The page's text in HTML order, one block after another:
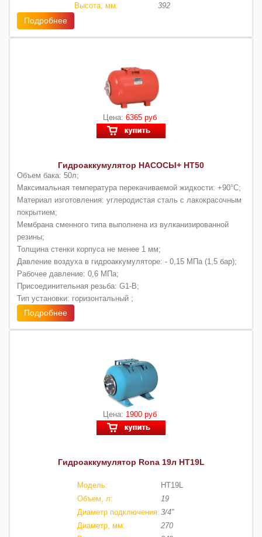
Высота, мм:
392
Подробнее
Цена: 6365 руб
Гидроаккумулятор НАСОСЫ+ HT50
Объем бака: 50л;
Максимальная температура перекачиваемой жидкости: +90°С;
Материал изготовления: углеродистая сталь с лакокрасочным
покрытием;
Мембрана сменного типа выполнена из вулканизированной
резины;
Толщина стенки корпуса не менее 1 мм;
Давление воздуха в гидроаккумуляторе: - 0,15 МПа (1,5 бар);
Рабочее давление: 0,6 МПа;
Присоединительная резьба: G1-B;
Тип установки: горизонтальный ;
Подробнее
Цена: 1900 руб
Гидроаккумулятор Rona 19л HT19L
Модель:
HT19L
Объем, л:
19
Диаметр подключения: 3/4''
Диаметр, мм:
270